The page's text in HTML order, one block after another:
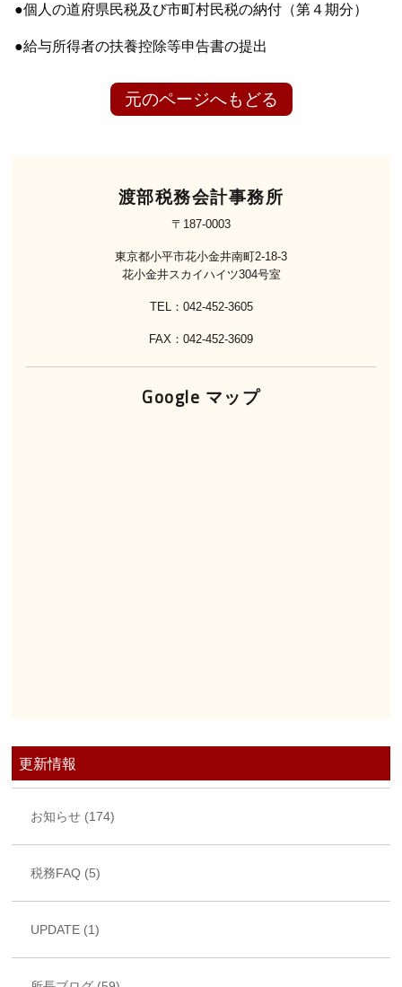
●個人の道府県民税及び市町村民税の納付（第４期分）
●給与所得者の扶養控除等申告書の提出
元のページへもどる
渡部税務会計事務所
〒187-0003
東京都小平市花小金井南町2-18-3
花小金井スカイハイツ304号室
TEL：042-452-3605
FAX：042-452-3609
Google マップ
更新情報
お知らせ (174)
税務FAQ (5)
UPDATE (1)